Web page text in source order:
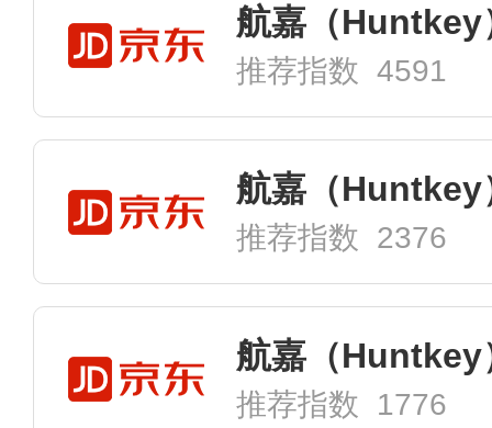
航嘉（Huntkey
推荐指数 4591
推荐指数 2376
推荐指数 1776